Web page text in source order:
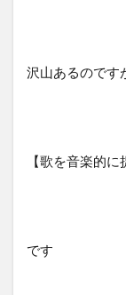
沢山あるのです
【歌を音楽的に
です